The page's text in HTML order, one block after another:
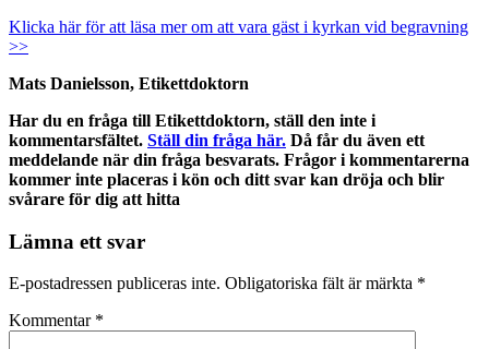
Klicka här för att läsa mer om att vara gäst i kyrkan vid begravning
>>
Mats Danielsson, Etikettdoktorn
Har du en fråga till Etikettdoktorn, ställ den inte i
kommentarsfältet. Ställ din fråga här. Då får du även ett
meddelande när din fråga besvarats. Frågor i kommentarerna
kommer inte placeras i kön och ditt svar kan dröja och blir
svårare för dig att hitta
Lämna ett svar
E-postadressen publiceras inte. Obligatoriska fält är märkta *
Kommentar *